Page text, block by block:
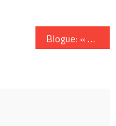
Blogue: « écriture postmoderne »